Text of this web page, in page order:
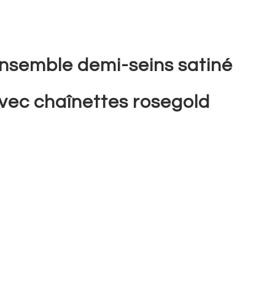
demi-seins satiné
chaînettes rosegold